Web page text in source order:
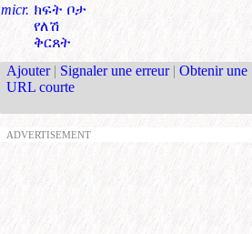
micr. ክፍት ቦታ
የለሽ
ቅርጸት
Ajouter | Signaler une erreur | Obtenir une
URL courte
ADVERTISEMENT